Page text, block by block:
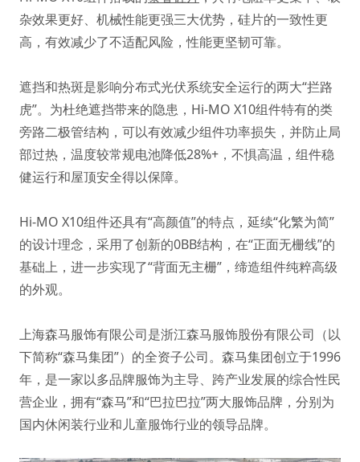
杂效果更好、机械性能更强三大优势，硅片的一致性更
高，有效减少了不适配风险，性能更坚韧可靠。
遮挡和热斑是影响分布式光伏系统安全运行的两大“拦路
虎”。为杜绝遮挡带来的隐患，Hi-MO X10组件特有的类
旁路二极管结构，可以有效减少组件功率损失，并防止局
部过热，温度较常规电池降低28%+，不惧高温，组件稳
健运行和屋顶安全得以保障。
Hi-MO X10组件还具有“高颜值”的特点，延续“化繁为简”
的设计理念，采用了创新的0BB结构，在“正面无栅线”的
基础上，进一步实现了“背面无主栅”，缔造组件纯粹高级
的外观。
上海森马服饰有限公司是浙江森马服饰股份有限公司（以
下简称“森马集团”）的全资子公司。森马集团创立于1996
年，是一家以多品牌服饰为主导、跨产业发展的综合性民
营企业，拥有“森马”和“巴拉巴拉”两大服饰品牌，分别为
国内休闲装行业和儿童服饰行业的领导品牌。